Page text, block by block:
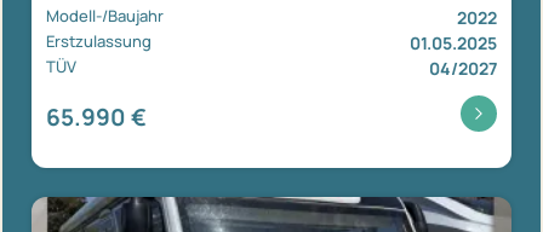
Modell-/Baujahr 2022
Erstzulassung 01.05.2025
TÜV 04/2027
65.990 €